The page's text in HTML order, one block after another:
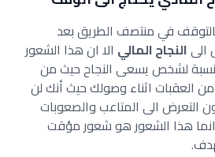
في منتصف الطريق بعد
الىالنجاح المالي الا ان هذا الشعور
لشخص يسعى النجاح حيث من
من العقبات اثناء وصولك حيث أنك لن
التعرض الى المتاعب والصعوبات
هذا الشعور هو شعور مؤقت